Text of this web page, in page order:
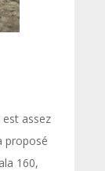
assez
proposé
160,